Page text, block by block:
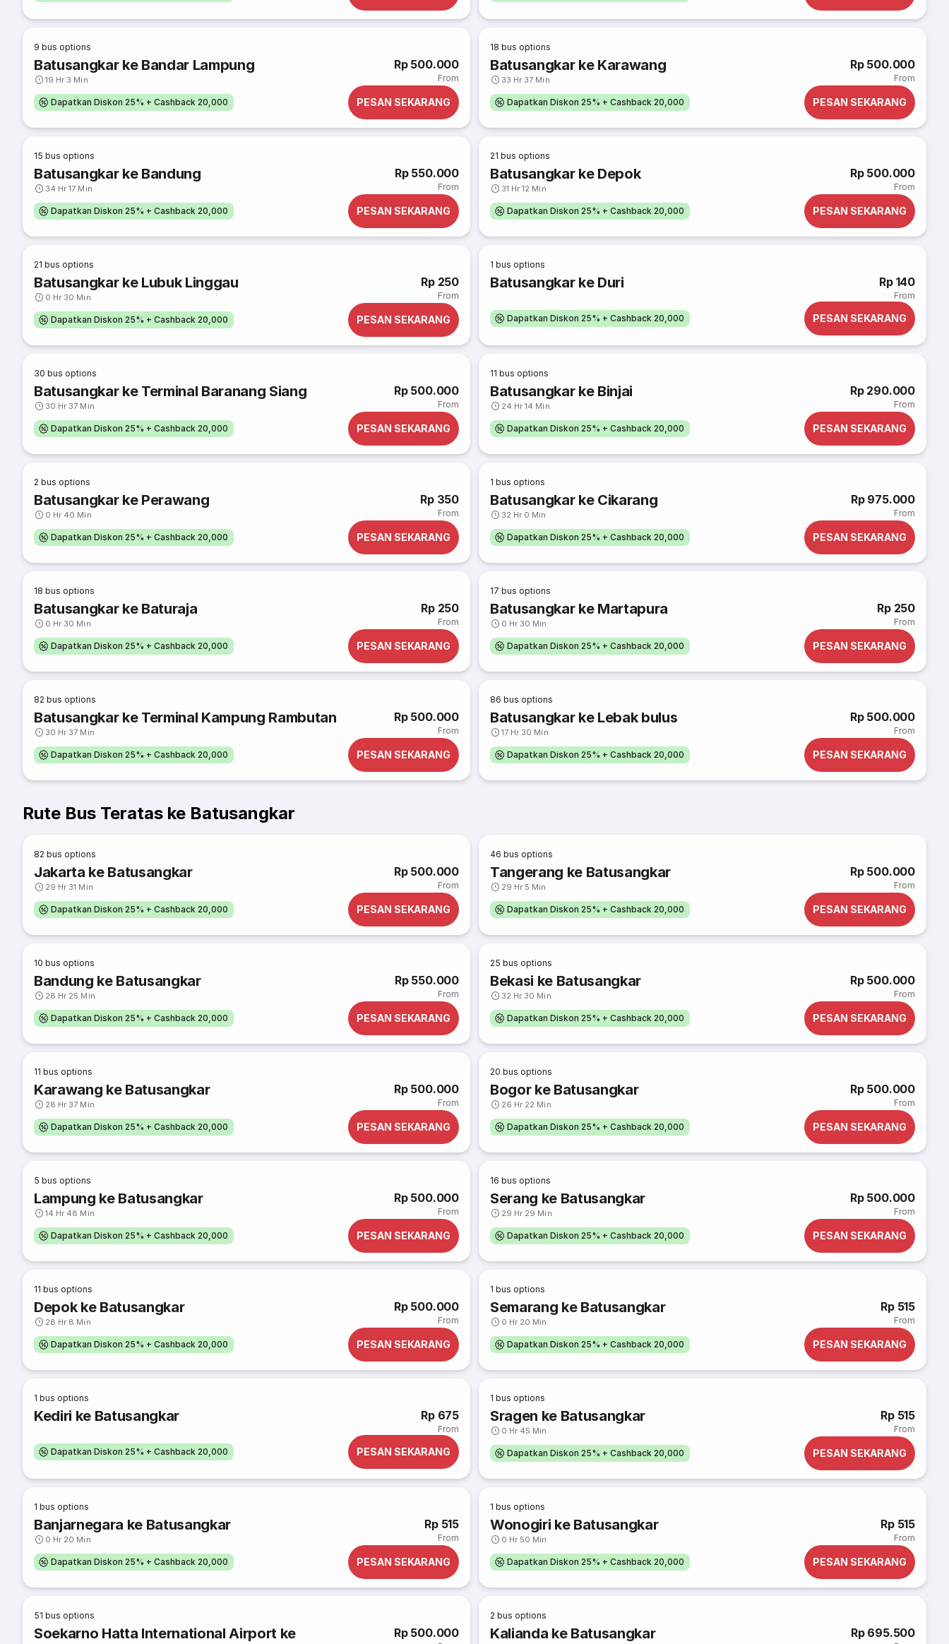
9 bus options
Batusangkar ke Bandar Lampung
19 Hr 3 Min
Rp 500.000
From
Dapatkan Diskon 25% + Cashback 20,000 PESAN SEKARANG
18 bus options
Batusangkar ke Karawang
33 Hr 37 Min
Rp 500.000
From
Dapatkan Diskon 25% + Cashback 20,000 PESAN SEKARANG
15 bus options
Batusangkar ke Bandung
34 Hr 17 Min
Rp 550.000
From
Dapatkan Diskon 25% + Cashback 20,000 PESAN SEKARANG
21 bus options
Batusangkar ke Depok
31 Hr 12 Min
Rp 500.000
From
Dapatkan Diskon 25% + Cashback 20,000 PESAN SEKARANG
21 bus options
Batusangkar ke Lubuk Linggau
0 Hr 30 Min
Rp 250
From
Dapatkan Diskon 25% + Cashback 20,000 PESAN SEKARANG
1 bus options
Batusangkar ke Duri Rp 140
From
Dapatkan Diskon 25% + Cashback 20,000 PESAN SEKARANG
30 bus options
Batusangkar ke Terminal Baranang Siang
30 Hr 37 Min
Rp 500.000
From
Dapatkan Diskon 25% + Cashback 20,000 PESAN SEKARANG
11 bus options
Batusangkar ke Binjai
24 Hr 14 Min
Rp 290.000
From
Dapatkan Diskon 25% + Cashback 20,000 PESAN SEKARANG
2 bus options
Batusangkar ke Perawang
0 Hr 40 Min
Rp 350
From
Dapatkan Diskon 25% + Cashback 20,000 PESAN SEKARANG
1 bus options
Batusangkar ke Cikarang
32 Hr 0 Min
Rp 975.000
From
Dapatkan Diskon 25% + Cashback 20,000 PESAN SEKARANG
18 bus options
Batusangkar ke Baturaja
0 Hr 30 Min
Rp 250
From
Dapatkan Diskon 25% + Cashback 20,000 PESAN SEKARANG
17 bus options
Batusangkar ke Martapura
0 Hr 30 Min
Rp 250
From
Dapatkan Diskon 25% + Cashback 20,000 PESAN SEKARANG
82 bus options
Batusangkar ke Terminal Kampung Rambutan
30 Hr 37 Min
Rp 500.000
From
Dapatkan Diskon 25% + Cashback 20,000 PESAN SEKARANG
86 bus options
Batusangkar ke Lebak bulus
17 Hr 30 Min
Rp 500.000
From
Dapatkan Diskon 25% + Cashback 20,000 PESAN SEKARANG
Rute Bus Teratas ke Batusangkar
82 bus options
Jakarta ke Batusangkar
29 Hr 31 Min
Rp 500.000
From
Dapatkan Diskon 25% + Cashback 20,000 PESAN SEKARANG
46 bus options
Tangerang ke Batusangkar
29 Hr 5 Min
Rp 500.000
From
Dapatkan Diskon 25% + Cashback 20,000 PESAN SEKARANG
10 bus options
Bandung ke Batusangkar
28 Hr 25 Min
Rp 550.000
From
Dapatkan Diskon 25% + Cashback 20,000 PESAN SEKARANG
25 bus options
Bekasi ke Batusangkar
32 Hr 30 Min
Rp 500.000
From
Dapatkan Diskon 25% + Cashback 20,000 PESAN SEKARANG
11 bus options
Karawang ke Batusangkar
28 Hr 37 Min
Rp 500.000
From
Dapatkan Diskon 25% + Cashback 20,000 PESAN SEKARANG
20 bus options
Bogor ke Batusangkar
26 Hr 22 Min
Rp 500.000
From
Dapatkan Diskon 25% + Cashback 20,000 PESAN SEKARANG
5 bus options
Lampung ke Batusangkar
14 Hr 48 Min
Rp 500.000
From
Dapatkan Diskon 25% + Cashback 20,000 PESAN SEKARANG
16 bus options
Serang ke Batusangkar
29 Hr 29 Min
Rp 500.000
From
Dapatkan Diskon 25% + Cashback 20,000 PESAN SEKARANG
11 bus options
Depok ke Batusangkar
28 Hr 8 Min
Rp 500.000
From
Dapatkan Diskon 25% + Cashback 20,000 PESAN SEKARANG
1 bus options
Semarang ke Batusangkar
0 Hr 20 Min
Rp 515
From
Dapatkan Diskon 25% + Cashback 20,000 PESAN SEKARANG
1 bus options
Kediri ke Batusangkar Rp 675
From
Dapatkan Diskon 25% + Cashback 20,000 PESAN SEKARANG
1 bus options
Sragen ke Batusangkar
0 Hr 45 Min
Rp 515
From
Dapatkan Diskon 25% + Cashback 20,000 PESAN SEKARANG
1 bus options
Banjarnegara ke Batusangkar
0 Hr 20 Min
Rp 515
From
Dapatkan Diskon 25% + Cashback 20,000 PESAN SEKARANG
1 bus options
Wonogiri ke Batusangkar
0 Hr 50 Min
Rp 515
From
Dapatkan Diskon 25% + Cashback 20,000 PESAN SEKARANG
51 bus options
Soekarno Hatta International Airport ke
Rp 500.000
2 bus options
Kalianda ke Batusangkar Rp 695.500